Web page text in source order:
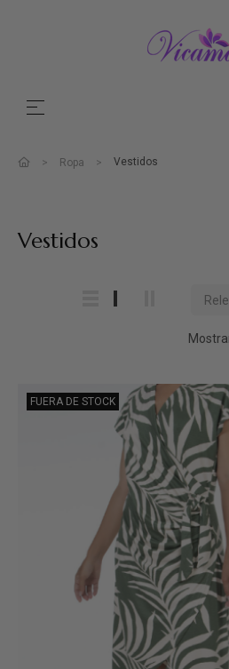
Navegación de palanca
☰
Ropa Vestidos
Vestidos
FUERA DE STOCK